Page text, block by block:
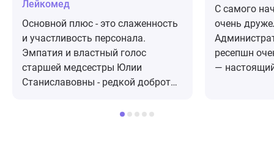
Лейкомед
Основной плюс - это слаженность
и участливость персонала.
Эмпатия и властный голос
старшей медсестры Юлии
Станиславовны - редкой доброты
красавицы. Улыбчивые сиделки,
С самого
очень
ресепшн
—